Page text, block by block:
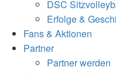
DSC
Erfolge &
Fans & Aktionen
Partner
Partner werden